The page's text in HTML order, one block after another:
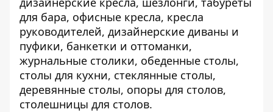
для бара, офисные кресла, кресла
руководителей, дизайнерские диваны и
пуфики, банкетки и оттоманки,
журнальные столики, обеденные столы,
столы для кухни, стеклянные столы,
деревянные столы, опоры для столов,
столешницы для столов.